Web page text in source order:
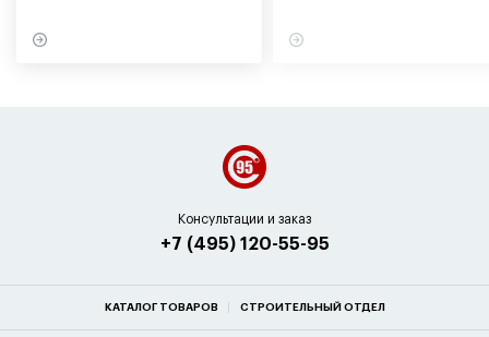
Консультации и заказ
+7 (495) 120-55-95
КАТАЛОГ ТОВАРОВ СТРОИТЕЛЬНЫЙ ОТДЕЛ